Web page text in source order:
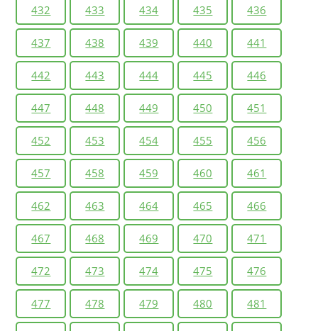
432 433 434 435 436
437 438 439 440 441
442 443 444 445 446
447 448 449 450 451
452 453 454 455 456
457 458 459 460 461
462 463 464 465 466
467 468 469 470 471
472 473 474 475 476
477 478 479 480 481